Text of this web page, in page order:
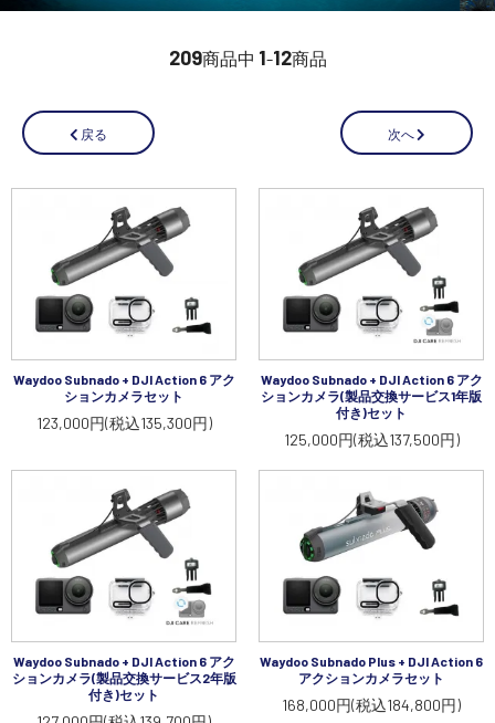
講習会･国家資格･WEBセミナー
サポート・Q&A / 法人・学生のお客様
取扱店舗一覧
SEKIDO 会社概要
209商品中 1-12商品
戻る 次へ
Waydoo Subnado + DJI Action 6 アク
ションカメラセット
123,000円(税込135,300円)
Waydoo Subnado + DJI Action 6 アク
ションカメラ(製品交換サービス1年版
付き)セット
125,000円(税込137,500円)
Waydoo Subnado + DJI Action 6 アク
ションカメラ(製品交換サービス2年版
付き)セット
Waydoo Subnado Plus + DJI Action 6
アクションカメラセット
168,000円(税込184,800円)